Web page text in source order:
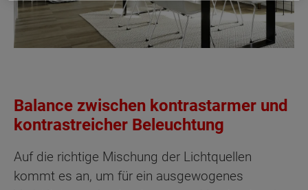
Balance zwischen kontrastarmer und
kontrastreicher Beleuchtung
Auf die richtige Mischung der Lichtquellen
kommt es an, um für ein ausgewogenes